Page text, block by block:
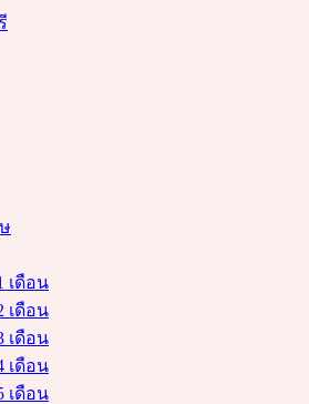
เดือน
เดือน
เดือน
เดือน
เดือน